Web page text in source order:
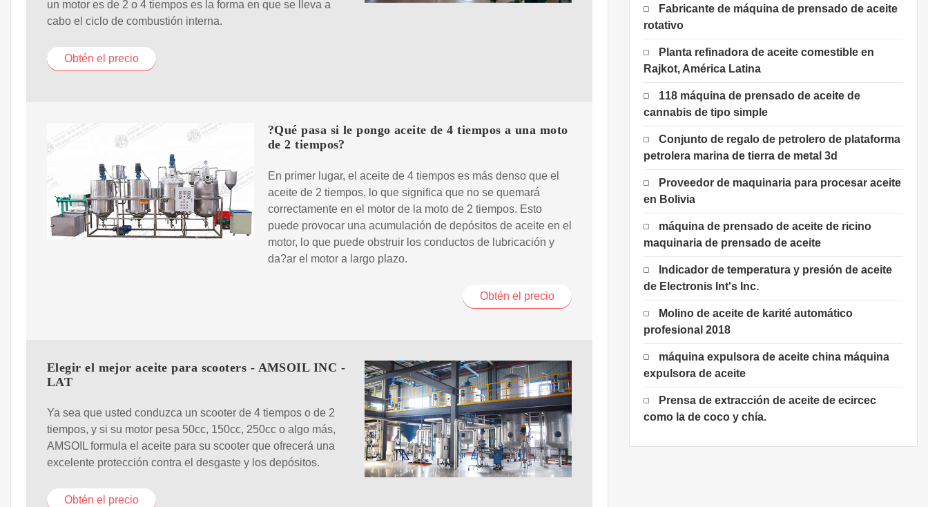
un motor es de 2 o 4 tiempos es la forma en que se lleva a
cabo el ciclo de combustión interna.
Obtén el precio
?Qué pasa si le pongo aceite de 4 tiempos a una moto
de 2 tiempos?
En primer lugar, el aceite de 4 tiempos es más denso que el
aceite de 2 tiempos, lo que significa que no se quemará
correctamente en el motor de la moto de 2 tiempos. Esto
puede provocar una acumulación de depósitos de aceite en el
motor, lo que puede obstruir los conductos de lubricación y
da?ar el motor a largo plazo.
Obtén el precio
Elegir el mejor aceite para scooters - AMSOIL INC -
LAT
Ya sea que usted conduzca un scooter de 4 tiempos o de 2
tiempos, y si su motor pesa 50cc, 150cc, 250cc o algo más,
AMSOIL formula el aceite para su scooter que ofrecerá una
excelente protección contra el desgaste y los depósitos.
Obtén el precio
Fabricante de máquina de prensado de aceite
rotativo
Planta refinadora de aceite comestible en
Rajkot, América Latina
118 máquina de prensado de aceite de
cannabis de tipo simple
Conjunto de regalo de petrolero de plataforma
petrolera marina de tierra de metal 3d
Proveedor de maquinaria para procesar aceite
en Bolivia
máquina de prensado de aceite de ricino
maquinaria de prensado de aceite
Indicador de temperatura y presión de aceite
de Electronis Int's Inc.
Molino de aceite de karité automático
profesional 2018
máquina expulsora de aceite china máquina
expulsora de aceite
Prensa de extracción de aceite de ecircec
como la de coco y chía.